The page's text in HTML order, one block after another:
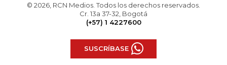
© 2026, RCN Medios. Todos los derechos reservados.
Cr. 13a 37-32, Bogotá
(+57) 1 4227600
SUSCRÍBASE